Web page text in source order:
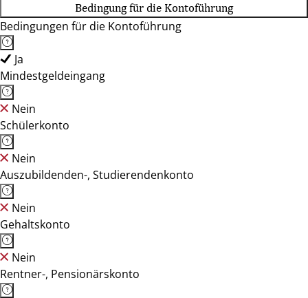
Bedingung für die Kontoführung
Bedingungen für die Kontoführung
Ja
Mindestgeldeingang
Nein
Schülerkonto
Nein
Auszubildenden-, Studierendenkonto
Nein
Gehaltskonto
Nein
Rentner-, Pensionärskonto